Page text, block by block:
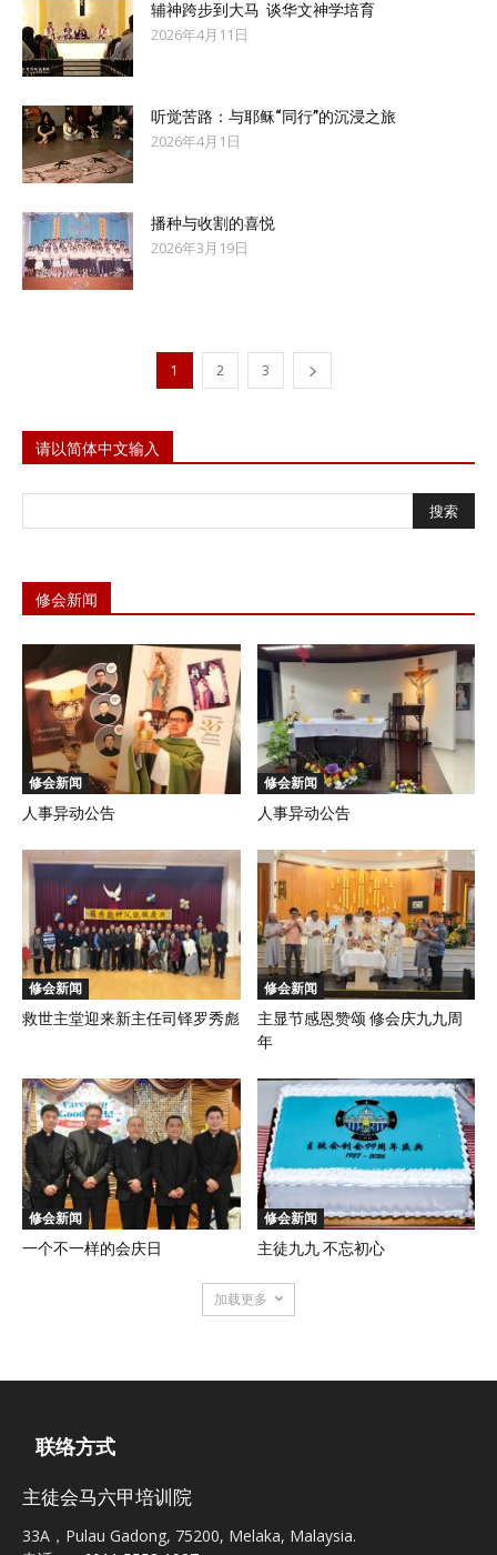
辅神跨步到大马 谈华文神学培育
2026年4月11日
听觉苦路：与耶稣“同行”的沉浸之旅
2026年4月1日
播种与收割的喜悦
2026年3月19日
1 2 3
请以简体中文输入
修会新闻
修会新闻
人事异动公告
修会新闻
人事异动公告
修会新闻
救世主堂迎来新主任司铎罗秀彪
修会新闻
主显节感恩赞颂 修会庆九九周
年
修会新闻
一个不一样的会庆日
修会新闻
主徒九九 不忘初心
加载更多
联络方式
主徒会马六甲培训院
33A，Pulau Gadong, 75200, Melaka, Malaysia.